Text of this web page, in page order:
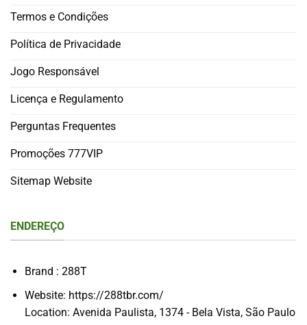
Termos e Condições
Política de Privacidade
Jogo Responsável
Licença e Regulamento
Perguntas Frequentes
Promoções 777VIP
Sitemap Website
ENDEREÇO
Brand : 288T
Website: https://288tbr.com/
Location: Avenida Paulista, 1374 - Bela Vista, São Paulo